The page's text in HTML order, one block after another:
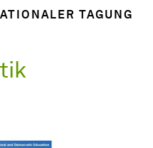
TAGUNG